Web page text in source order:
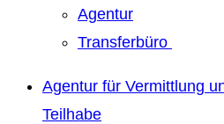
Agentur
Transferbüro
Agentur für Vermittlung
Teilhabe